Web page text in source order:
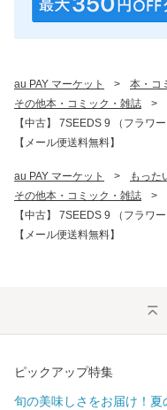
au PAY マーケット > 本・コ
その他本・コミック・雑誌
>
【中古】 7SEEDS 9 （フラワ
【メール便送料無料】
au PAY マーケット > もった
その他本・コミック・雑誌
>
【中古】 7SEEDS 9 （フラワ
【メール便送料無料】
ピックアップ特集
旬の美味しさをお届け！夏